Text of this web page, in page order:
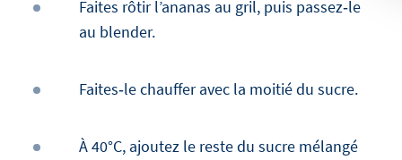
Faites rôtir l’ananas au gril, puis passez‑le
au blender.
Faites‑le chauffer avec la moitié du sucre.
À 40°C, ajoutez le reste du sucre mélangé